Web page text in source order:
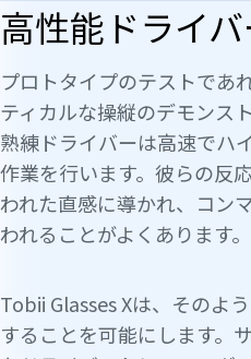
高性能ドライバ
プロトタイプのテストであ
ティカルな操縦のデモンス
熟練ドライバーは高速でハ
作業を行います。彼らの反
われた直感に導かれ、コン
われることがよくあります。
Tobii Glasses Xは、そのよ
することを可能にします。